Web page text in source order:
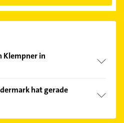
Klempner in
Sie von den
können Sie sich
sortiert anzeigen lassen.
hat gerade
Sie alleÖffnungszeiten.